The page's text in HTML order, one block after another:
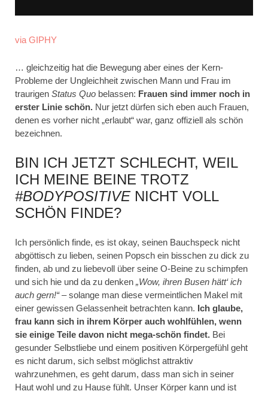
via GIPHY
… gleichzeitig hat die Bewegung aber eines der Kern-
Probleme der Ungleichheit zwischen Mann und Frau im
traurigen Status Quo belassen: Frauen sind immer noch in
erster Linie schön. Nur jetzt dürfen sich eben auch Frauen,
denen es vorher nicht „erlaubt“ war, ganz offiziell als schön
bezeichnen.
BIN ICH JETZT SCHLECHT, WEIL
ICH MEINE BEINE TROTZ
#BODYPOSITIVENICHT VOLL
SCHÖN FINDE?
Ich persönlich finde, es ist okay, seinen Bauchspeck nicht
abgöttisch zu lieben, seinen Popsch ein bisschen zu dick zu
finden, ab und zu liebevoll über seine O-Beine zu schimpfen
und sich hie und da zu denken „Wow, ihren Busen hätt‘ ich
auch gern!“– solange man diese vermeintlichen Makel mit
einer gewissen Gelassenheit betrachten kann. Ich glaube,
frau kann sich in ihrem Körper auch wohlfühlen, wenn
sie einige Teile davon nicht mega-schön findet. Bei
gesunder Selbstliebe und einem positiven Körpergefühl geht
es nicht darum, sich selbst möglichst attraktiv
wahrzunehmen, es geht darum, dass man sich in seiner
Haut wohl und zu Hause fühlt. Unser Körper kann und ist